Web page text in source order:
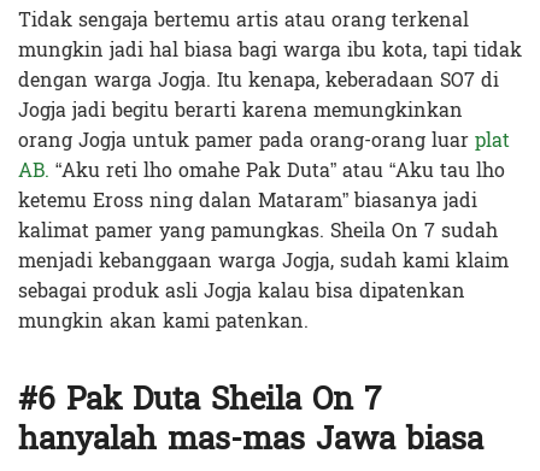
Tidak sengaja bertemu artis atau orang terkenal
mungkin jadi hal biasa bagi warga ibu kota, tapi tidak
dengan warga Jogja. Itu kenapa, keberadaan SO7 di
Jogja jadi begitu berarti karena memungkinkan
orang Jogja untuk pamer pada orang-orang luarplat
AB. “Aku reti lho omahe Pak Duta” atau “Aku tau lho
ketemu Eross ning dalan Mataram” biasanya jadi
kalimat pamer yang pamungkas. Sheila On 7 sudah
menjadi kebanggaan warga Jogja, sudah kami klaim
sebagai produk asli Jogja kalau bisa dipatenkan
mungkin akan kami patenkan.
#6 Pak Duta Sheila On 7
hanyalah mas-mas Jawa biasa